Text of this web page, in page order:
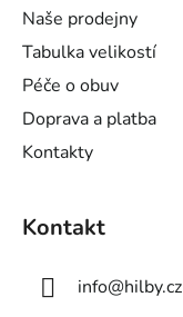
Naše prodejny
Tabulka velikostí
Péče o obuv
Doprava a platba
Kontakty
Kontakt
info@hilby.cz